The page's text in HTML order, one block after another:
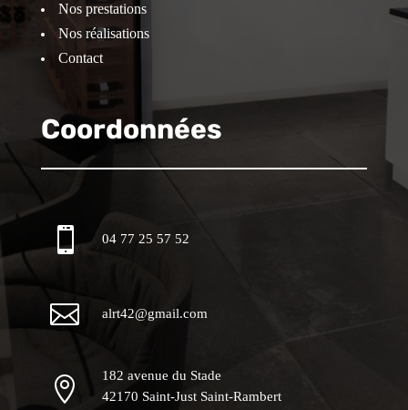
Nos prestations
Nos réalisations
Contact
Coordonnées
 04 77 25 57 52
 alrt42@gmail.com

182 avenue du Stade
42170 Saint-Just Saint-Rambert